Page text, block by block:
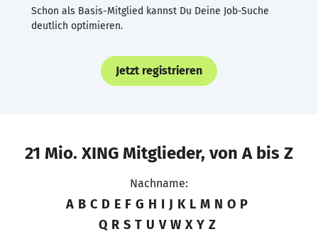
Schon als Basis-Mitglied kannst Du Deine Job-Suche
deutlich optimieren.
Jetzt registrieren
21 Mio. XING Mitglieder, von A bis Z
Nachname:
A B C D E F G H I J K L M N O P
Q R S T U V W X Y Z